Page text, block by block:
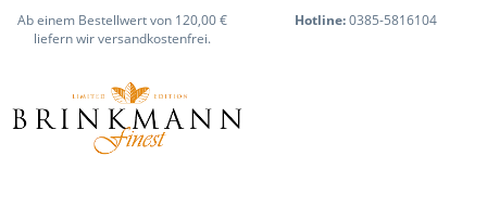
Ab einem Bestellwert von 120,00 €
liefern wir versandkostenfrei.
Hotline:0385-5816104